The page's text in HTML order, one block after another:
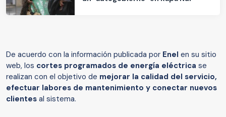
De acuerdo con la información publicada por Enel en su sitio
web, los cortes programados de energía eléctrica se
realizan con el objetivo de mejorar la calidad del servicio,
efectuar labores de mantenimiento y conectar nuevos
clientes al sistema.